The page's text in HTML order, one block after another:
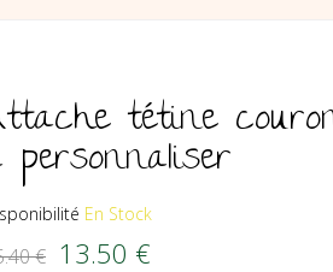
tétine
personnaliser
En Stock
€ Le prix initial était :
13.50 €Le prix actuel